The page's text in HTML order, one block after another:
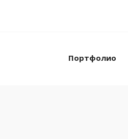
Портфолио